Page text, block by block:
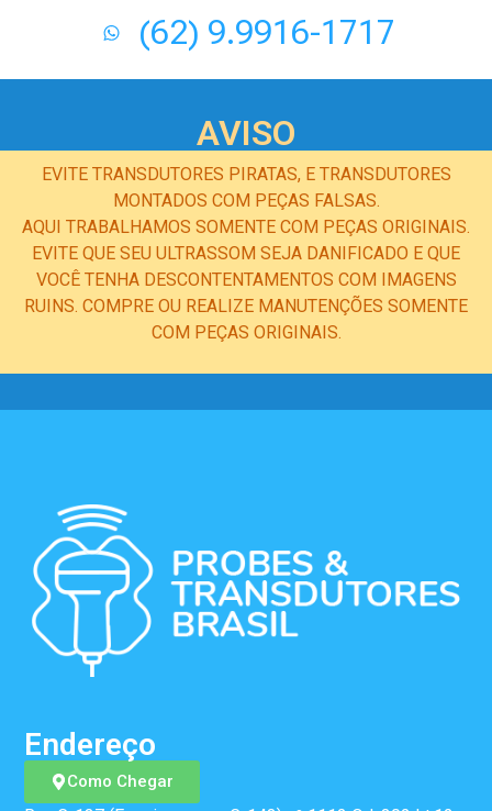
(62) 9.9916-1717
AVISO
EVITE TRANSDUTORES PIRATAS, E TRANSDUTORES
MONTADOS COM PEÇAS FALSAS.
AQUI TRABALHAMOS SOMENTE COM PEÇAS ORIGINAIS.
EVITE QUE SEU ULTRASSOM SEJA DANIFICADO E QUE
VOCÊ TENHA DESCONTENTAMENTOS COM IMAGENS
RUINS. COMPRE OU REALIZE MANUTENÇÕES SOMENTE
COM PEÇAS ORIGINAIS.
Como Chegar
Endereço